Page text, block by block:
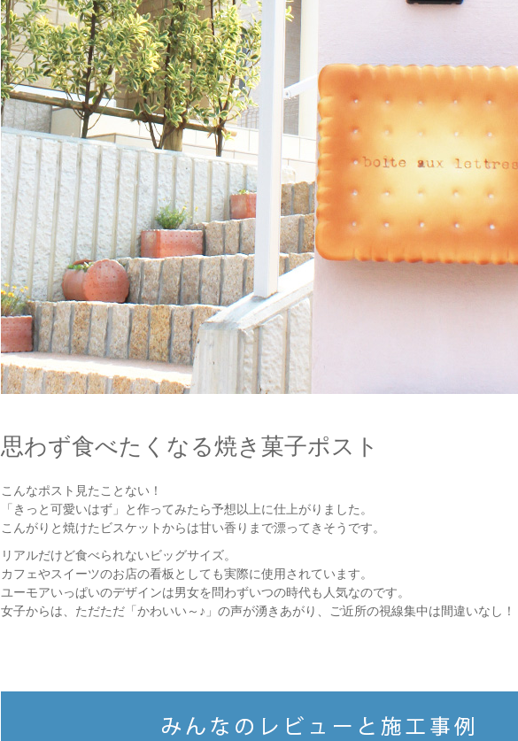
思わず食べたくなる焼き菓子ポスト
こんなポスト見たことない！
「きっと可愛いはず」と作ってみたら予想以上に仕上がりました。
こんがりと焼けたビスケットからは甘い香りまで漂ってきそうです。
リアルだけど食べられないビッグサイズ。
カフェやスイーツのお店の看板としても実際に使用されています。
ユーモアいっぱいのデザインは男女を問わずいつの時代も人気なのです。
女子からは、ただただ「かわいい～♪」の声が湧きあがり、ご近所の視線集中は間違いなし